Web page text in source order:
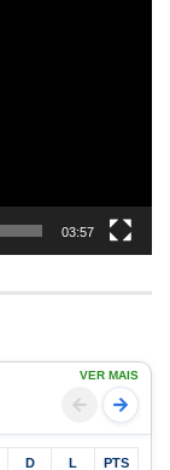
03:57
VER MAIS
D L PTS